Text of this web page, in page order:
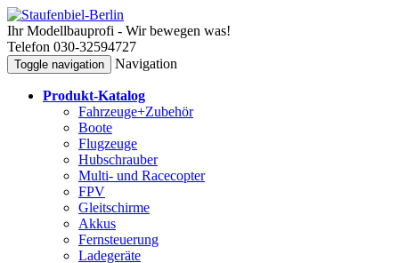
Ihr Modellbauprofi - Wir bewegen was!
Telefon 030-32594727
Toggle navigation Navigation
Produkt-Katalog
Fahrzeuge+Zubehör
Boote
Flugzeuge
Hubschrauber
Multi- und Racecopter
FPV
Gleitschirme
Akkus
Fernsteuerung
Ladegeräte